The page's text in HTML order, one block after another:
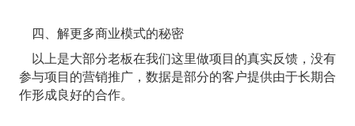
四、解更多商业模式的秘密
以上是大部分老板在我们这里做项目的真实反馈，没有
参与项目的营销推广，数据是部分的客户提供由于长期合
作形成良好的合作。